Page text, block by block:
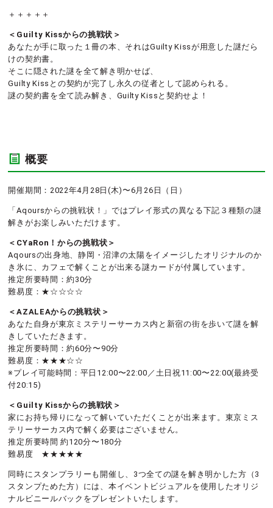
＋＋＋＋＋
＜Guilty Kissからの挑戦状＞
あなたが手に取った１冊の本、それはGuilty Kissが用意した謎だら
けの契約書。
そこに隠された謎を全て解き明かせば、
Guilty Kissとの契約が完了し永久の従者として認められる。
謎の契約書を全て読み解き、Guilty Kissと契約せよ！
概要
開催期間：2022年4月28日(木)〜6月26日（日）
「Aqoursからの挑戦状！」ではプレイ形式の異なる下記３種類の謎
解きがお楽しみいただけます。
＜CYaRon！からの挑戦状＞
Aqoursの出身地、静岡・沼津の太陽をイメージしたオリジナルのか
き氷に、カフェで解くことが出来る謎カードが付属しています。
推定所要時間：約30分
難易度：★☆☆☆☆
＜AZALEAからの挑戦状＞
あなた自身が東京ミステリーサーカス内と新宿の街を歩いて謎を解
きしていただきます。
推定所要時間：約60分〜90分
難易度：★★★☆☆
※プレイ可能時間：平日12:00〜22:00／土日祝11:00〜22:00(最終受
付20:15)
＜Guilty Kissからの挑戦状＞
家にお持ち帰りになって解いていただくことが出来ます。東京ミス
テリーサーカス内で解く必要はございません。
推定所要時間 約120分〜180分
難易度 ★★★★★
同時にスタンプラリーも開催し、3つ全ての謎を解き明かした方（3
スタンプためた方）には、本イベントビジュアルを使用したオリジ
ナルビニールバックをプレゼントいたします。